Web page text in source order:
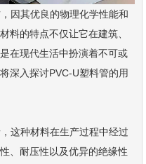
因其优良的物理化学性能和
料的特点不仅让它在建筑、
在现代生活中扮演着不可或
深入探讨PVC-U塑料管的用
这种材料在生产过程中经过
、耐压性以及优异的绝缘性